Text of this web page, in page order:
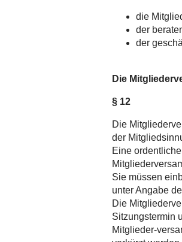
die
der
der
Die
§ 12
Die
der
Eine
Sie müssen
unter Angabe
Die
Sitzungstermin
Mitglieder-